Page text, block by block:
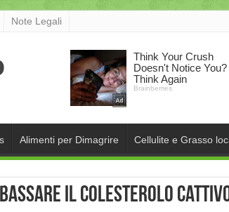
Note Legali
Alimenti per Dimagrire Cellulite e Grasso
il colesterolo